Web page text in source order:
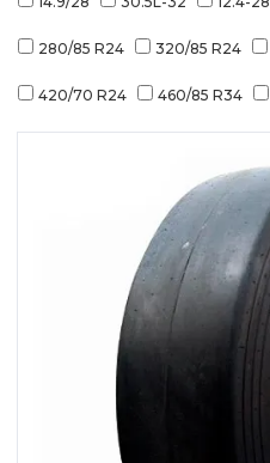
280/85 R24 320/85 R24
420/70 R24 460/85 R34